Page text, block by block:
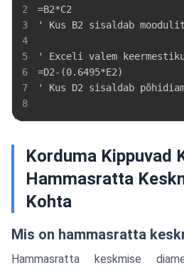
2
3
4
5
6
7
8
Korduma Kippuvad
Hammasratta
Kohta
Mis on hammasratta
Hammasratta keskmise